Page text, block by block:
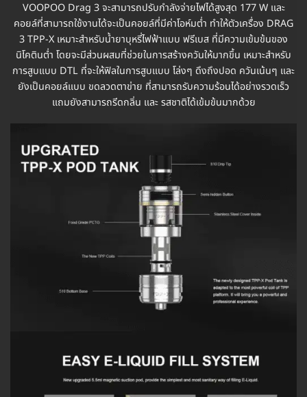
VOOPOO Drag 3 จะสามารถปรับกำลังจ่ายไฟได้สูงสุด 177 W และ
คอยล์ที่สามารถใช้งานได้จะเป็นคอยล์ที่มีค่าโอห์มต่ำ ทำให้ตัวเครื่อง DRAG
3 TPP-X เหมาะสำหรับน้ำยาบุหรี่ไฟฟ้าแบบ ฟรีเบส ที่มีความเข้มข้นของ
นิโคตินต่ำ โดยจะมีส่วนผสมที่ช่วยในการสร้างควันให้มากขึ้น เหมาะสำหรับ
การสูบแบบ DTL ที่จะให้ฟิลในการสูบแบบ โล่งๆ ดึงถึงปอด ควันเน้นๆ และ
ยังเป็นคอยล์แบบ ขดลวดตาข่าย ที่สามารถรับความร้อนได้อย่างรวดเร็ว
แถมยังสามารถรีดกลิ่น และ รสชาติได้เข้มข้นมากด้วย